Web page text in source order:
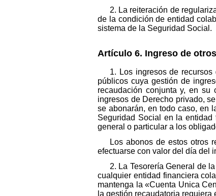
2. La reiteración de
de la condición de entidad
sistema de la Seguridad Social.
Artículo 6. Ingreso de
1. Los ingresos de
públicos cuya gestión de
recaudación conjunta y, en
ingresos de Derecho privado,
se abonarán, en todo caso, en
Seguridad Social en la
general o particular a los
Los abonos de estos otros
efectuarse con valor del día del
2. La Tesorería General de
cualquier entidad financiera
mantenga la «Cuenta Unica
la gestión recaudatoria